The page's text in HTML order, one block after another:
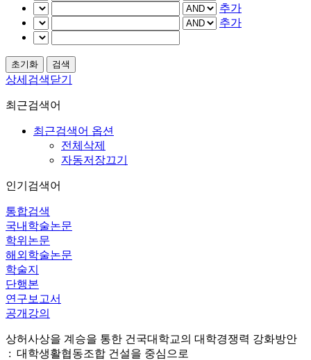
추가
추가
상세검색닫기
최근검색어
최근검색어 옵션
전체삭제
자동저장끄기
인기검색어
통합검색
국내학술논문
학위논문
해외학술논문
학술지
단행본
연구보고서
공개강의
상허사상을 계승을 통한 건국대학교의 대학경쟁력 강화방안
: 대학생활협동조합 건설을 중심으로